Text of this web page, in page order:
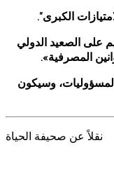
الكبرى”.
على الصعيد الدولي
المصرفية».
وسيكون
نقلاً عن صحيفة الحياة